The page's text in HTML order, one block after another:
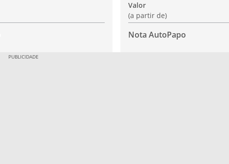
Valor
(a partir de)
Nota AutoPapo